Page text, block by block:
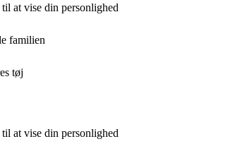
at vise din personlighed
familien
tøj
at vise din personlighed